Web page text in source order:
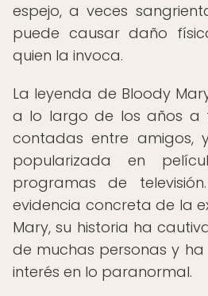
espejo, a veces
puede causar daño
quien la invoca.
La leyenda de Bloody
a lo largo de los años a
contadas entre amigos,
popularizada en
programas de
evidencia concreta de la
Mary, su historia ha
de muchas personas y
interés en lo paranormal.